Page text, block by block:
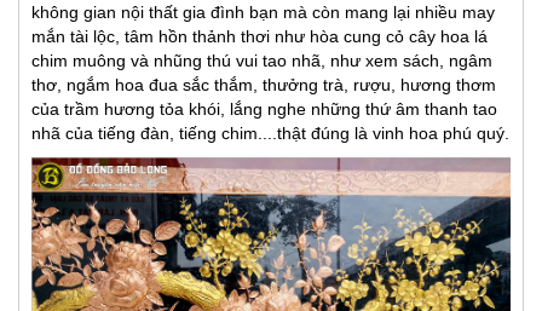
không gian nội thất gia đình bạn mà còn mang lại nhiều may
mắn tài lộc, tâm hồn thảnh thơi như hòa cung cỏ cây hoa lá
chim muông và nhũng thú vui tao nhã, như xem sách, ngâm
thơ, ngắm hoa đua sắc thắm, thưởng trà, rượu, hương thơm
của trầm hương tỏa khói, lắng nghe những thứ âm thanh tao
nhã của tiếng đàn, tiếng chim....thật đúng là vinh hoa phú quý.